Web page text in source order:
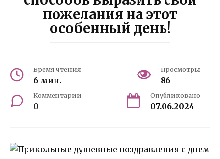
пожелания на этот
особенный день!
Время чтения
6 мин.
Просмотры
86
Комментарии
0
Опубликовано
07.06.2024